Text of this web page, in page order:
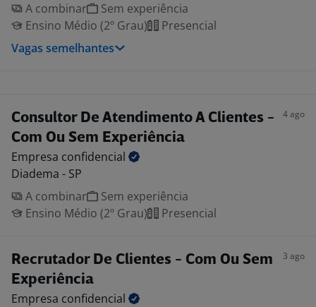
A combinar
Sem experiência
Ensino Médio (2º Grau)
Presencial
Vagas semelhantes
Consultor De Atendimento A Clientes -
Com Ou Sem Experiência
4 ago
Empresa confidencial
Diadema - SP
A combinar
Sem experiência
Ensino Médio (2º Grau)
Presencial
Recrutador De Clientes - Com Ou Sem
Experiência
3 ago
Empresa confidencial